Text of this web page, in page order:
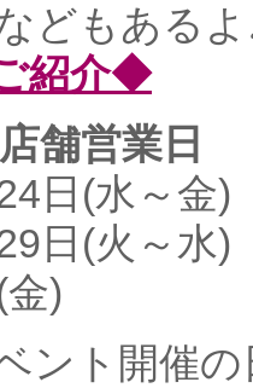
どもある
紹介◆
舗営業日
日(水～金)
日(火～水)
金)
ント開催